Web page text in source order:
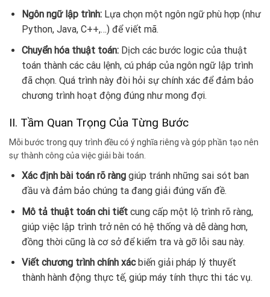
Ngôn ngữ lập trình:Lựa chọn một ngôn ngữ phù hợp (như
Python, Java, C++,…) để viết mã.
Chuyển hóa thuật toán:Dịch các bước logic của thuật
toán thành các câu lệnh, cú pháp của ngôn ngữ lập trình
đã chọn. Quá trình này đòi hỏi sự chính xác để đảm bảo
chương trình hoạt động đúng như mong đợi.
II. Tầm Quan Trọng Của Từng Bước
Mỗi bước trong quy trình đều có ý nghĩa riêng và góp phần tạo nên
sự thành công của việc giải bài toán.
Xác định bài toán rõ rànggiúp tránh những sai sót ban
đầu và đảm bảo chúng ta đang giải đúng vấn đề.
Mô tả thuật toán chi tiếtcung cấp một lộ trình rõ ràng,
giúp việc lập trình trở nên có hệ thống và dễ dàng hơn,
đồng thời cũng là cơ sở để kiểm tra và gỡ lỗi sau này.
Viết chương trình chính xácbiến giải pháp lý thuyết
thành hành động thực tế, giúp máy tính thực thi tác vụ.